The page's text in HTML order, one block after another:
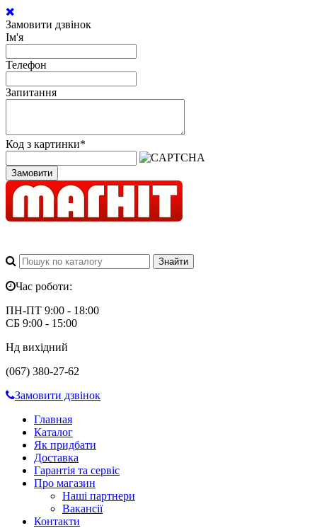
Замовити дзвінок
Ім'я
Телефон
Запитання
Код з картинки*
Замовити
Час роботи:
ПН-ПТ 9:00 - 18:00
СБ 9:00 - 15:00
Нд вихідний
(067) 380-27-62
Замовити дзвінок
Главная
Каталог
Як придбати
Доставка
Гарантія та сервіс
Про магазин
Наші партнери
Вакансії
Контакти